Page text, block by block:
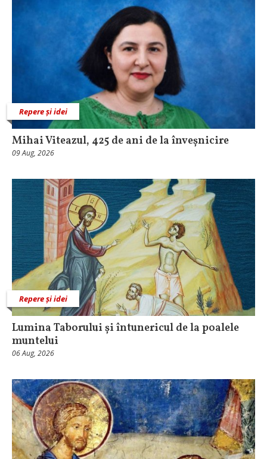
Repere și idei
Mihai Viteazul, 425 de ani de la înveșnicire
09 Aug, 2026
Repere și idei
Lumina Taborului și întunericul de la poalele
muntelui
06 Aug, 2026